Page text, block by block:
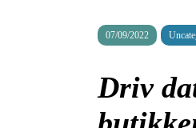
07/09/2022
Driv